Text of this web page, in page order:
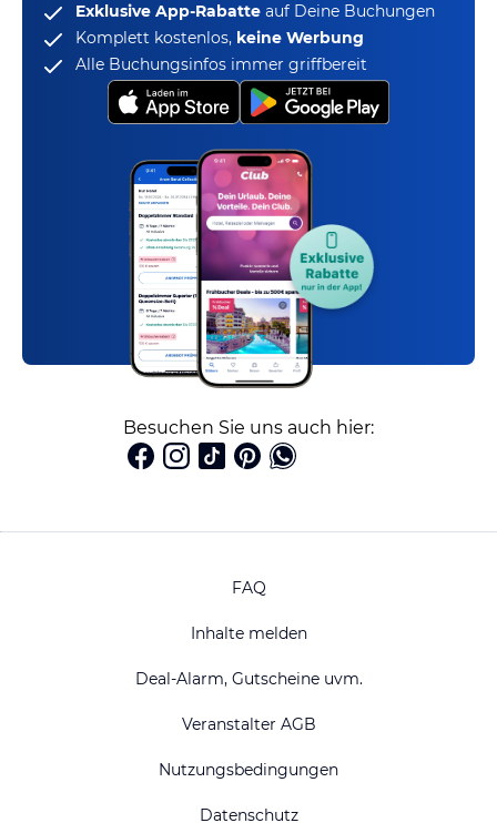
Exklusive App-Rabatte auf Deine Buchungen
Komplett kostenlos, keine Werbung
Alle Buchungsinfos immer griffbereit
Besuchen Sie uns auch hier:
FAQ
Inhalte melden
Deal-Alarm, Gutscheine uvm.
Veranstalter AGB
Nutzungsbedingungen
Datenschutz